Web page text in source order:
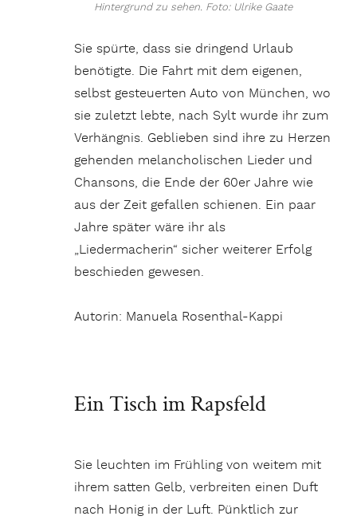
Hintergrund zu sehen. Foto: Ulrike Gaate
Sie spürte, dass sie dringend Urlaub
benötigte. Die Fahrt mit dem eigenen,
selbst gesteuerten Auto von München, wo
sie zuletzt lebte, nach Sylt wurde ihr zum
Verhängnis. Geblieben sind ihre zu Herzen
gehenden melancholischen Lieder und
Chansons, die Ende der 60er Jahre wie
aus der Zeit gefallen schienen. Ein paar
Jahre später wäre ihr als
„Liedermacherin“ sicher weiterer Erfolg
beschieden gewesen.
Autorin: Manuela Rosenthal-Kappi
Ein Tisch im Rapsfeld
Sie leuchten im Frühling von weitem mit
ihrem satten Gelb, verbreiten einen Duft
nach Honig in der Luft. Pünktlich zur